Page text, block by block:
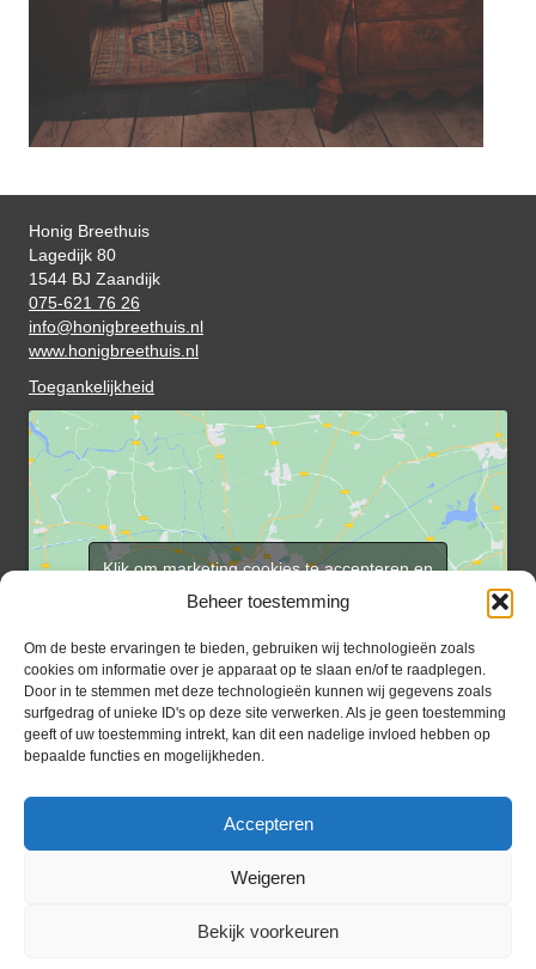
Beheer toestemming
Om de beste ervaringen te bieden, gebruiken wij technologieën zoals
cookies om informatie over je apparaat op te slaan en/of te raadplegen.
Door in te stemmen met deze technologieën kunnen wij gegevens zoals
surfgedrag of unieke ID's op deze site verwerken. Als je geen toestemming
geeft of uw toestemming intrekt, kan dit een nadelige invloed hebben op
bepaalde functies en mogelijkheden.
Accepteren
Weigeren
Bekijk voorkeuren
Honig Breethuis
Lagedijk 80
1544 BJ Zaandijk
075-621 76 26
info@honigbreethuis.nl
www.honigbreethuis.nl
Toegankelijkheid
Klik om marketing cookies te accepteren en
deze inhoud in te schakelen
Inlog rooster vrijwilligers
Copyright © 2026 Honig Breethuis